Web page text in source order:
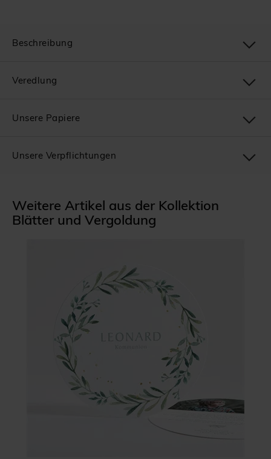
Weitere Artikel aus der Kollektion
Blätter und Vergoldung
Beschreibung
Veredlung
Unsere Papiere
Unsere Verpflichtungen